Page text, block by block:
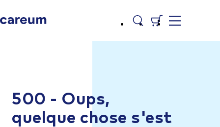
500 - Oups,
quelque chose s'est